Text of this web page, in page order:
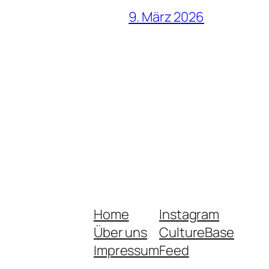
9. März 2026
Home
Über uns
Impressum
Instagram
CultureBase
Feed